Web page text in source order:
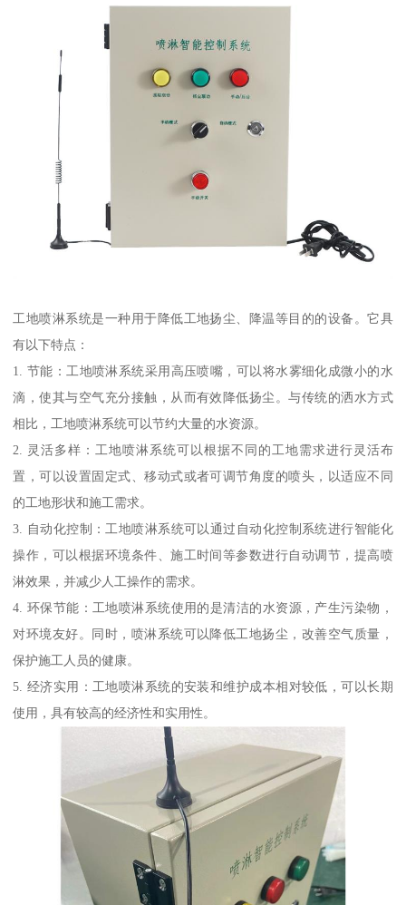
工地喷淋系统是一种用于降低工地扬尘、降温等目的的设备。它具
有以下特点：
1. 节能：工地喷淋系统采用高压喷嘴，可以将水雾细化成微小的水
滴，使其与空气充分接触，从而有效降低扬尘。与传统的洒水方式
相比，工地喷淋系统可以节约大量的水资源。
2. 灵活多样：工地喷淋系统可以根据不同的工地需求进行灵活布
置，可以设置固定式、移动式或者可调节角度的喷头，以适应不同
的工地形状和施工需求。
3. 自动化控制：工地喷淋系统可以通过自动化控制系统进行智能化
操作，可以根据环境条件、施工时间等参数进行自动调节，提高喷
淋效果，并减少人工操作的需求。
4. 环保节能：工地喷淋系统使用的是清洁的水资源，产生污染物，
对环境友好。同时，喷淋系统可以降低工地扬尘，改善空气质量，
保护施工人员的健康。
5. 经济实用：工地喷淋系统的安装和维护成本相对较低，可以长期
使用，具有较高的经济性和实用性。